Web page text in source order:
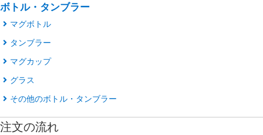
ボトル・タンブラー
マグボトル
タンブラー
マグカップ
グラス
その他のボトル・タンブラー
注文の流れ